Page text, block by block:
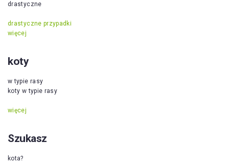
drastyczne
drastyczne przypadki
więcej
koty
w typie rasy
koty w typie rasy
więcej
Szukasz
kota?